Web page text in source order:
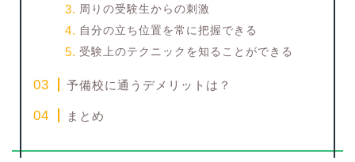
周りの受験生からの刺激
自分の立ち位置を常に把握できる
受験上のテクニックを知ることができる
予備校に通うデメリットは？
まとめ